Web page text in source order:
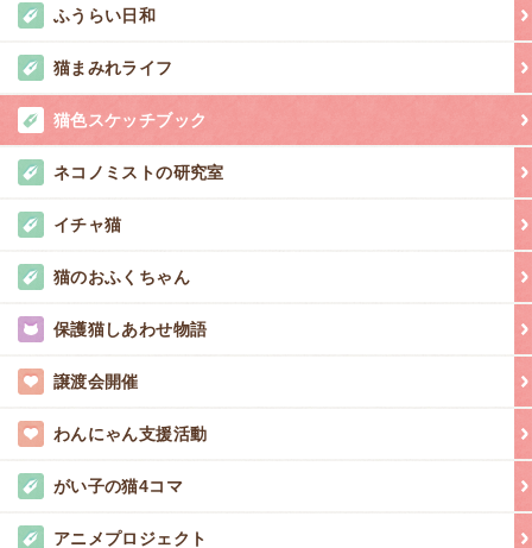
ふうらい日和
猫まみれライフ
猫色スケッチブック
ネコノミストの研究室
イチャ猫
猫のおふくちゃん
保護猫しあわせ物語
譲渡会開催
わんにゃん支援活動
がい子の猫4コマ
アニメプロジェクト